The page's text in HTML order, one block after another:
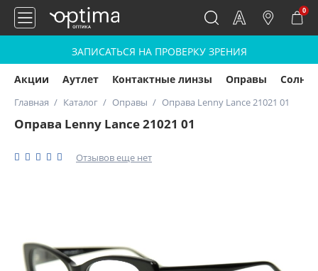
0
ЗАПИСАТЬСЯ НА ПРОВЕРКУ ЗРЕНИЯ
Акции Аутлет Контактные линзы Оправы
Главная Каталог Оправы Оправа Lenny Lance 21021 01
Оправа Lenny Lance 21021 01
Отзывов еще нет